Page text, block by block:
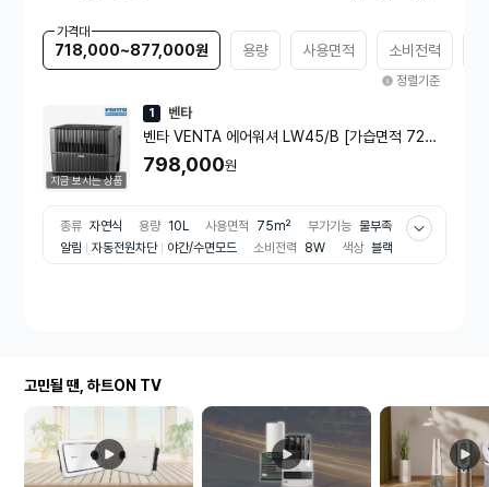
가격대
718,000~877,000원 용량 사용면적 소비전력
정렬기준
지금 보시는 상품
1 벤타
벤타 VENTA 에어워셔 LW45/B [가습면적 72m²
, 정화면적 40m²]
798,000원
종류 자연식 용량 10L 사용면적 75m² 부가기능 물부족
알림
자동전원차단 야간/수면모드 소비전력 8W 색상 블랙
고민될 땐, 하트ON TV